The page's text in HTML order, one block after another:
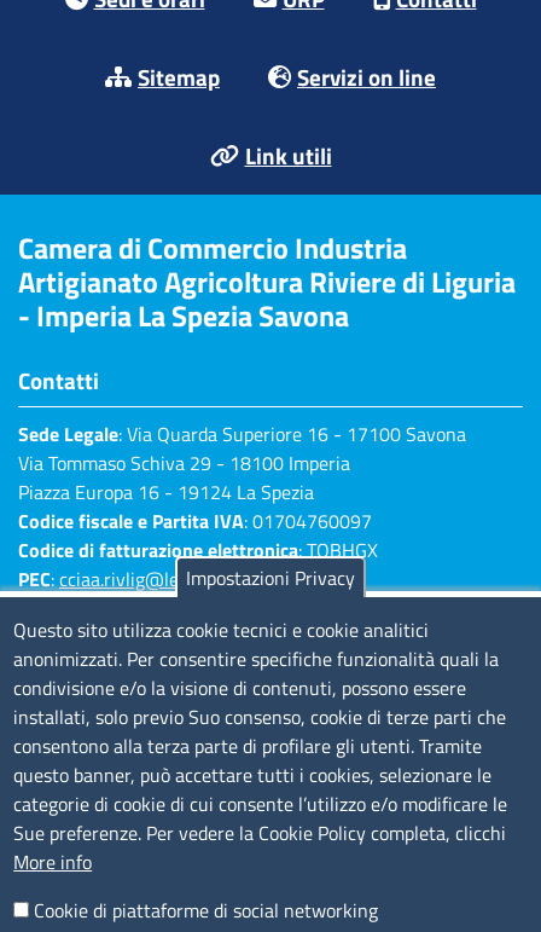
Sitemap Servizi on line
Link utili
Camera di Commercio Industria
Artigianato Agricoltura Riviere di Liguria
- Imperia La Spezia Savona
Contatti
Sede Legale: Via Quarda Superiore 16 - 17100 Savona
Via Tommaso Schiva 29 - 18100 Imperia
Piazza Europa 16 - 19124 La Spezia
Codice fiscale e Partita IVA: 01704760097
Codice di fatturazione elettronica: TQBHGX
PEC:cciaa.rivlig@legalmail.it
Imperia 0183 7931 - La Spezia 0187 7281
Amministrazione Trasparente
Consulta tutte le sezioni
Bilanci
Bandi di concorso
Procedimenti
Provvedimenti
Impostazioni Privacy
Questo sito utilizza cookie tecnici e cookie analitici
anonimizzati. Per consentire specifiche funzionalità quali la
condivisione e/o la visione di contenuti, possono essere
installati, solo previo Suo consenso, cookie di terze parti che
consentono alla terza parte di profilare gli utenti. Tramite
questo banner, può accettare tutti i cookies, selezionare le
categorie di cookie di cui consente l’utilizzo e/o modificare le
Sue preferenze. Per vedere la Cookie Policy completa, clicchi
More info
Cookie di piattaforme di social networking